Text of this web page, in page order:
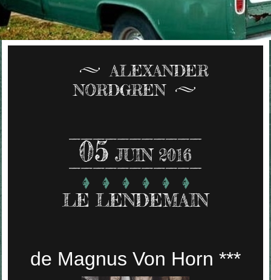
ALEXANDER
NORDGREN
05 JUIN 2016
LE LENDEMAIN
de Magnus Von Horn ***